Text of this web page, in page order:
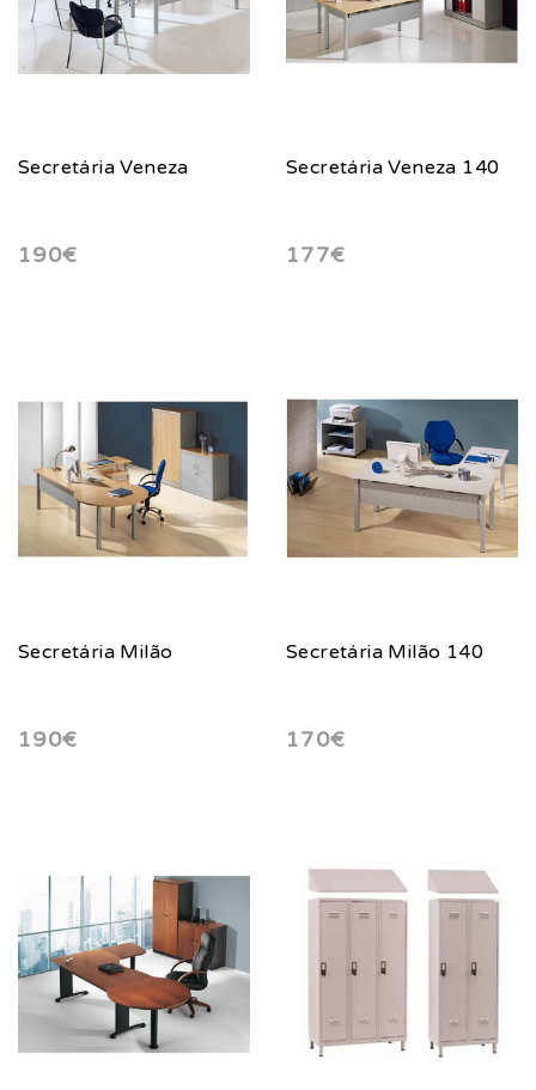
Secretária Veneza
190€
Secretária Veneza 140
177€
Secretária Milão
190€
Secretária Milão 140
170€